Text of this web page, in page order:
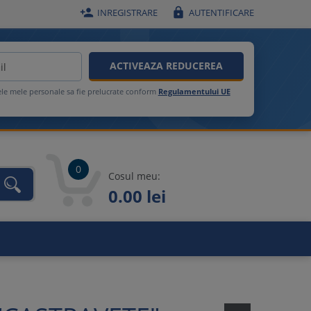
 INREGISTRARE  AUTENTIFICARE
ACTIVEAZA REDUCEREA
mele personale sa fie prelucrate conform Regulamentului UE
0
Cosul meu:
0.00 lei